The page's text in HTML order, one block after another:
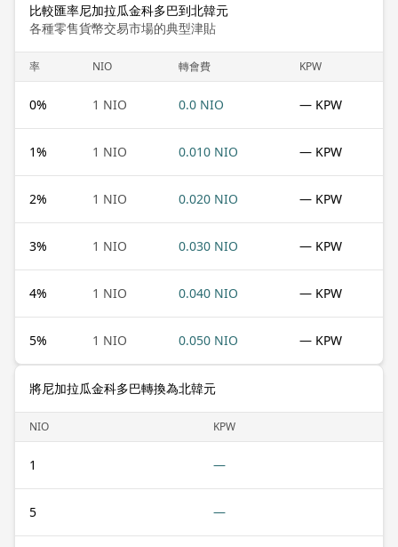
比較匯率尼加拉瓜金科多巴到北韓元
各種零售貨幣交易市場的典型津貼
率 NIO 轉會費 KPW
0% 1 NIO 0.0 NIO — KPW
1% 1 NIO 0.010 NIO — KPW
2% 1 NIO 0.020 NIO — KPW
3% 1 NIO 0.030 NIO — KPW
4% 1 NIO 0.040 NIO — KPW
5% 1 NIO 0.050 NIO — KPW
將尼加拉瓜金科多巴轉換為北韓元
NIO KPW
1 —
5 —